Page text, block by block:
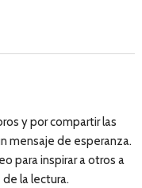
y por compartir las
mensaje de esperanza.
para inspirar a otros a
la lectura.